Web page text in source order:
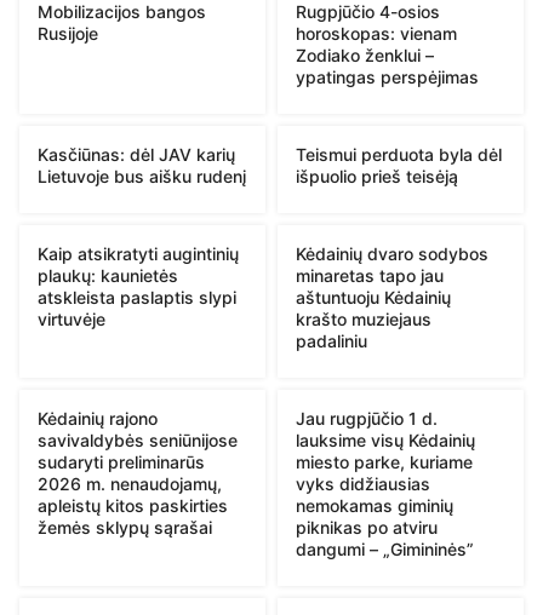
Mobilizacijos bangos
Rusijoje
Rugpjūčio 4-osios
horoskopas: vienam
Zodiako ženklui –
ypatingas perspėjimas
Kasčiūnas: dėl JAV karių
Lietuvoje bus aišku rudenį
Teismui perduota byla dėl
išpuolio prieš teisėją
Kaip atsikratyti augintinių
plaukų: kaunietės
atskleista paslaptis slypi
virtuvėje
Kėdainių dvaro sodybos
minaretas tapo jau
aštuntuoju Kėdainių
krašto muziejaus
padaliniu
Kėdainių rajono
savivaldybės seniūnijose
sudaryti preliminarūs
2026 m. nenaudojamų,
apleistų kitos paskirties
žemės sklypų sąrašai
Jau rugpjūčio 1 d.
lauksime visų Kėdainių
miesto parke, kuriame
vyks didžiausias
nemokamas giminių
piknikas po atviru
dangumi – „Gimininės”